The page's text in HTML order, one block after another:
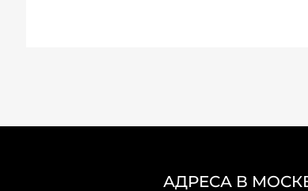
АДРЕСА В